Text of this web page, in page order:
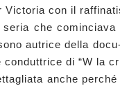
con il
che
autrice della
di “W la
anche